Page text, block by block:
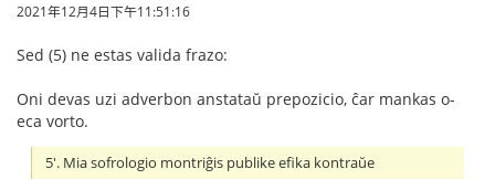
2021年12月4日下午11:51:16
Sed (5) ne estas valida frazo:
Oni devas uzi adverbon anstataŭ prepozicio, ĉar mankas o-
eca vorto.
5'. Mia sofrologio montriĝis publike efika kontraŭe